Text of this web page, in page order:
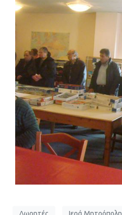
Δωρητές Ιερά Μητρόπολη